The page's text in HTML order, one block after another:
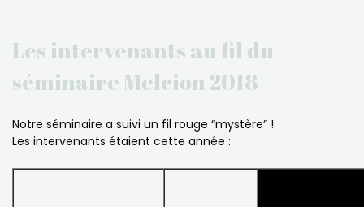
Les intervenants au fil du
séminaire Melcion 2018
Notre séminaire a suivi un fil rouge “mystère” !
Les intervenants étaient cette année :